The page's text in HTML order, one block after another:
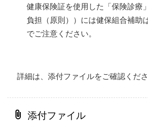
健康保険証を使用した「保険診療
負担（原則））には健保組合補助
でご注意ください。
詳細は、添付ファイルをご確認くださ
添付ファイル